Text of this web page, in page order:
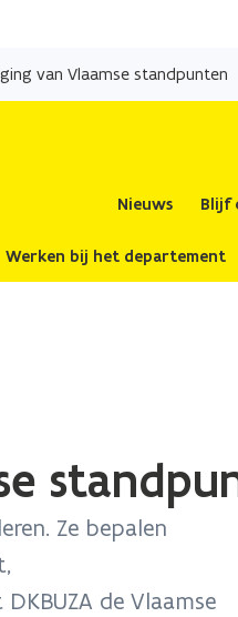
en
naar
van Vlaamse standpunten
Nieuws Blijf
Werken bij het departement
Ze bepalen
de Vlaamse